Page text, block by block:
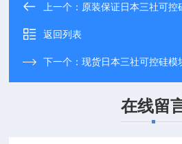
上一个： 原装保证日本三社可控
返回列表
下一个：现货日本三社可控硅模
在线留